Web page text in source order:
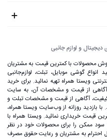
دیجیتال و لوازم جانبی
محصولات با کمترین قیمت به مشتریان
انواع گوشی موبایل، تبلت، لوازم‌جانبی
ویستا همراه تهیه نمائید. برای خرید
آگاهی از قیمت و مشخصات آن، به ‌سایت
کیفیت، آگاهی از قیمت و مشخصات تبلت و
با بازدید روزانه از وب‌سایت ویستا همراه،
قیمت خریداری نمائید. ویستا همراه با
ممکن را برای محصولات خود در نظر
احترام به مشتریان و رعایت حقوق مصرف